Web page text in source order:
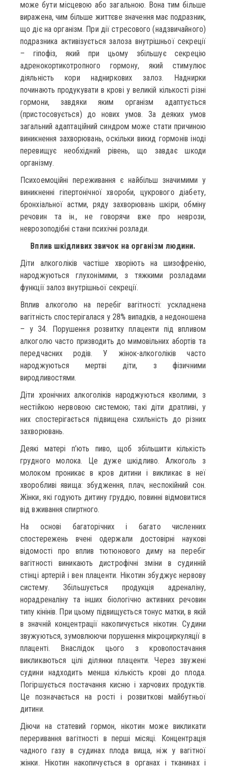
може бути місцевою або загальною. Вона тим більше
виражена, чим більше життєве значення має подразник,
що діє на організм. При дії стресового (надзвичайного)
подразника активізується залоза внутрішньої секреції
– гіпофіз, який при цьому збільшує секрецію
адренокортикотропного гормону, який стимулює
діяльність кори надниркових залоз. Наднирки
починають продукувати в крові у великій кількості різні
гормони, завдяки яким організм адаптується
(пристосовується) до нових умов. За деяких умов
загальний адаптаційний синдром може стати причиною
виникнення захворювань, оскільки викид гормонів іноді
перевищує необхідний рівень, що завдає шкоди
організму.
Психоемоційні переживання є найбільш значимими у
виникненні гіпертонічної хвороби, цукрового діабету,
бронхіальної астми, ряду захворювань шкіри, обміну
речовин та ін., не говорячи вже про неврози,
неврозоподібні стани психічні розлади.
Вплив шкідливих звичок на організм людини.
Діти алкоголіків частіше хворіють на шизофренію,
народжуються глухонімими, з тяжкими розладами
функції залоз внутрішньої секреції.
Вплив алкоголю на перебіг вагітності: ускладнена
вагітність спостерігалася у 28% випадків, а недоношена
– у 34. Порушення розвитку плаценти під впливом
алкоголю часто призводить до мимовільних абортів та
передчасних родів. У жінок-алкоголіків часто
народжуються мертві діти, з фізичними
виродливостями.
Діти хронічних алкоголіків народжуються кволими, з
нестійкою нервовою системою; такі діти дратливі, у
них спостерігається підвищена схильність до різних
захворювань.
Деякі матері п’ють пиво, щоб збільшити кількість
грудного молока. Це дуже шкідливо. Алкоголь з
молоком проникає в кров дитини і викликає в неї
хворобливі явища: збудження, плач, неспокійний сон.
Жінки, які годують дитину груддю, повинні відмовитися
від вживання спиртного.
На основі багаторічних і багато численних
спостережень вчені одержали достовірні наукові
відомості про вплив тютюнового диму на перебіг
вагітності виникають дистрофічні зміни в судинній
стінці артерій і вен плаценти. Нікотин збуджує нервову
систему. Збільшується продукція адреналіну,
норадреналіну та інших біологічно активних речовин
типу кінінів. При цьому підвищується тонус матки, в якій
в значній концентрації накопичується нікотин. Судини
звужуються, зумовлюючи порушення мікроциркуляції в
плаценті. Внаслідок цього з кровопостачання
викликаються цілі ділянки плаценти. Через звужені
судини надходить менша кількість крові до плода.
Погіршується постачання кисню і харчових продуктів.
Це позначається на рості і розвиткові майбутньої
дитини.
Діючи на статевий гормон, нікотин може викликати
переривання вагітності в перші місяці. Концентрація
чадного газу в судинах плода вища, ніж у вагітної
жінки. Нікотин накопичується в органах і тканинах і